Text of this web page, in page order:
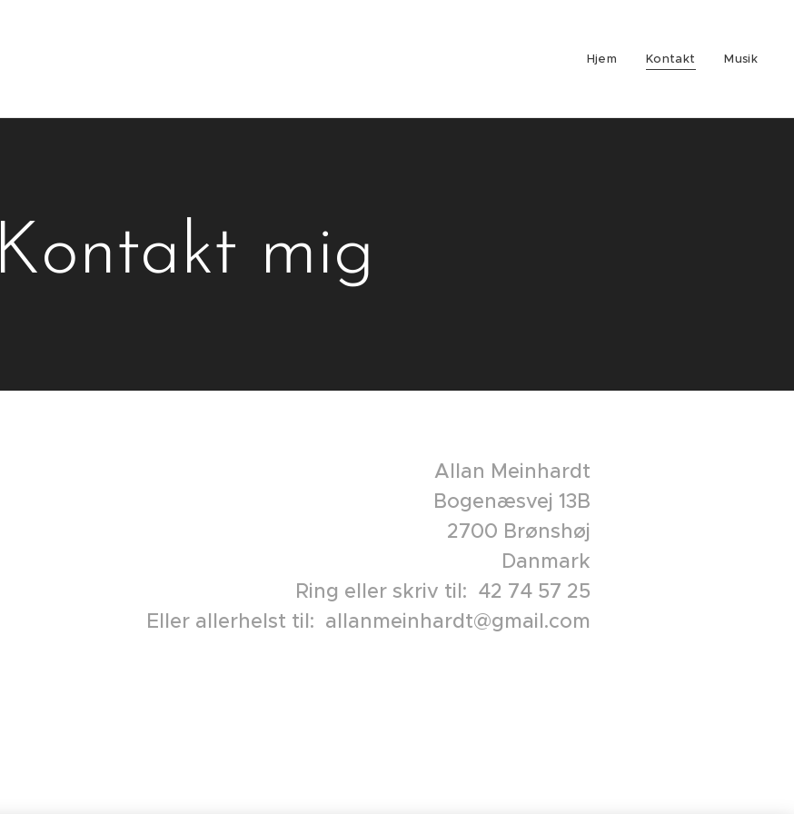
Hjem Kontakt Musik
Kontakt mig
Allan Meinhardt
Bogenæsvej 13B
2700 Brønshøj
Danmark
Ring eller skriv til: 42 74 57 25
Eller allerhelst til: allanmeinhardt@gmail.com